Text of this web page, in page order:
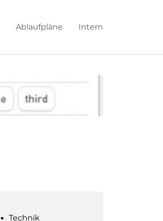
Ablaufpläne Intern
Technik